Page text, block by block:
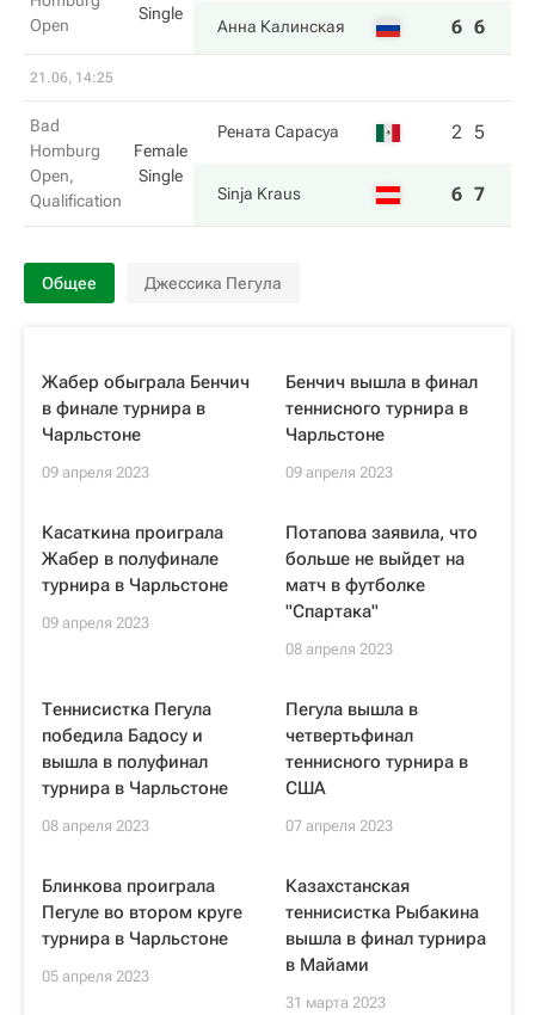
Open
Single
Анна Калинская 6 6
21.06, 14:25
Bad
Homburg
Open,
Qualification
Female
Single
Рената Сарасуа 2 5
Sinja Kraus 6 7
Общее Джессика Пегула
Жабер обыграла Бенчич
в финале турнира в
Чарльстоне
09 апреля 2023
Бенчич вышла в финал
теннисного турнира в
Чарльстоне
09 апреля 2023
Касаткина проиграла
Жабер в полуфинале
турнира в Чарльстоне
09 апреля 2023
Потапова заявила, что
больше не выйдет на
матч в футболке
"Спартака"
08 апреля 2023
Теннисистка Пегула
победила Бадосу и
вышла в полуфинал
турнира в Чарльстоне
08 апреля 2023
Пегула вышла в
четвертьфинал
теннисного турнира в
США
07 апреля 2023
Блинкова проиграла
Пегуле во втором круге
турнира в Чарльстоне
05 апреля 2023
Казахстанская
теннисистка Рыбакина
вышла в финал турнира
в Майами
31 марта 2023